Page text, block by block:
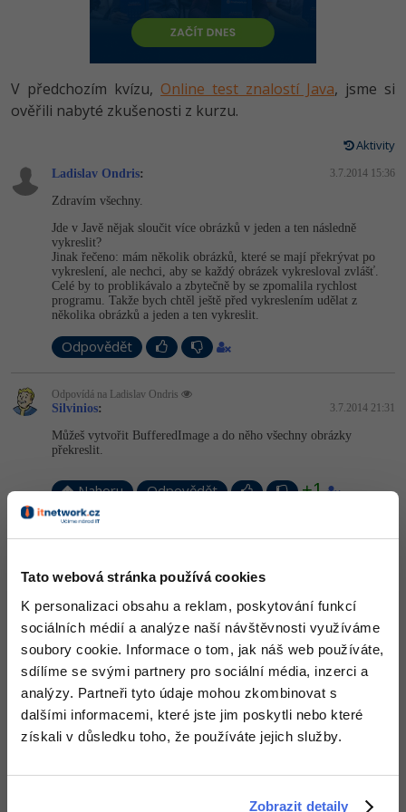
Tato webová stránka používá cookies
K personalizaci obsahu a reklam, poskytování funkcí
sociálních médií a analýze naší návštěvnosti využíváme
soubory cookie. Informace o tom, jak náš web používáte,
sdílíme se svými partnery pro sociální média, inzerci a
analýzy. Partneři tyto údaje mohou zkombinovat s
dalšími informacemi, které jste jim poskytli nebo které
získali v důsledku toho, že používáte jejich služby.
Zobrazit detaily
HTML5, CSS3, Bootstrap, SEO
Testování a verzování
React
Spring
ASP.NET MVC
JavaScript
Python
HTML / CSS
UML a návrhové vzory
MySQL/MariaDB
MS-SQL
SQLite
C# Game developer
Tester
Systémový administrátor
Grafik / UX/UI návrhář
3D grafik
Projektový manažer
Databázový analytik
Copywriter
WordPress specialista
SEO specialista
-80%
PHP -80%
-80%
Kotlin -80%
C -80%
VB.NET
SQL
Návrh SW -80%
Algoritmy -41%
Umělá inteligence (AI) -10%
Pro děti
Více
Fórum
Kurzy e-commerce
Testování softwaru
Datová analýza
Kurzy designu
HTML/CSS -80%
-80%
V předchozím kvízu, Online test znalostí Java, jsme si
ověřili nabyté zkušenosti z kurzu.
Aktivity
Ladislav Ondris: 3.7.2014 15:36
Zdravím všechny.
Jde v Javě nějak sloučit více obrázků v jeden a ten následně
vykreslit?
Jinak řečeno: mám několik obrázků, které se mají překrývat po
vykreslení, ale nechci, aby se každý obrázek vykresloval zvlášť.
Celé by to problikávalo a zbytečně by se zpomalila rychlost
programu. Takže bych chtěl ještě před vykreslením udělat z
několika obrázků a jeden a ten vykreslit.
Odpovědět
Odpovídá na Ladislav Ondris
Silvinios: 3.7.2014 21:31
Můžeš vytvořit BufferedImage a do něho všechny obrázky
překreslit.
Nahoru Odpovědět +1
Ladislav Ondris: 3.7.2014 21:59
Nahoru Odpovědět